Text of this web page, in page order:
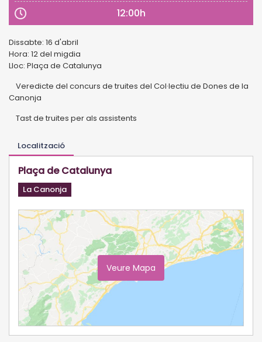
12:00h
Dissabte: 16 d'abril
Hora: 12 del migdia
Lloc: Plaça de Catalunya
Veredicte del concurs de truites del Col·lectiu de Dones de la
Canonja
Tast de truites per als assistents
Localització
Plaça de Catalunya
La Canonja
Veure Mapa